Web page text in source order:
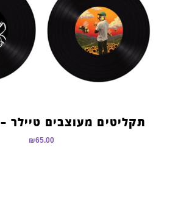
תקליטים מעוצבים טיילר – 4 תקליטים
₪65.00